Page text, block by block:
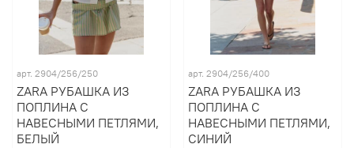
арт. 2904/256/250
ZARA РУБАШКА ИЗ
ПОПЛИНА С
НАВЕСНЫМИ ПЕТЛЯМИ,
БЕЛЫЙ
арт. 2904/256/400
ZARA РУБАШКА ИЗ
ПОПЛИНА С
НАВЕСНЫМИ ПЕТЛЯМИ,
СИНИЙ